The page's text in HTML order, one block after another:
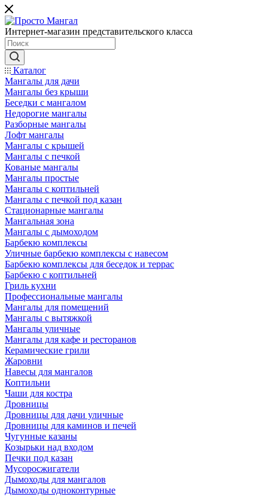
Интернет-магазин представительского класса
Каталог
Мангалы для дачи
Мангалы без крыши
Беседки с мангалом
Недорогие мангалы
Разборные мангалы
Лофт мангалы
Мангалы с крышей
Мангалы с печкой
Кованые мангалы
Мангалы простые
Мангалы с коптильней
Мангалы с печкой под казан
Стационарные мангалы
Мангальная зона
Мангалы с дымоходом
Барбекю комплексы
Уличные барбекю комплексы с навесом
Барбекю комплексы для беседок и террас
Барбекю с коптильней
Гриль кухни
Профессиональные мангалы
Мангалы для помещений
Мангалы с вытяжкой
Мангалы уличные
Мангалы для кафе и ресторанов
Керамические грили
Жаровни
Навесы для мангалов
Коптильни
Чаши для костра
Дровницы
Дровницы для дачи уличные
Дровницы для каминов и печей
Чугунные казаны
Козырьки над входом
Печки под казан
Мусоросжигатели
Дымоходы для мангалов
Дымоходы одноконтурные